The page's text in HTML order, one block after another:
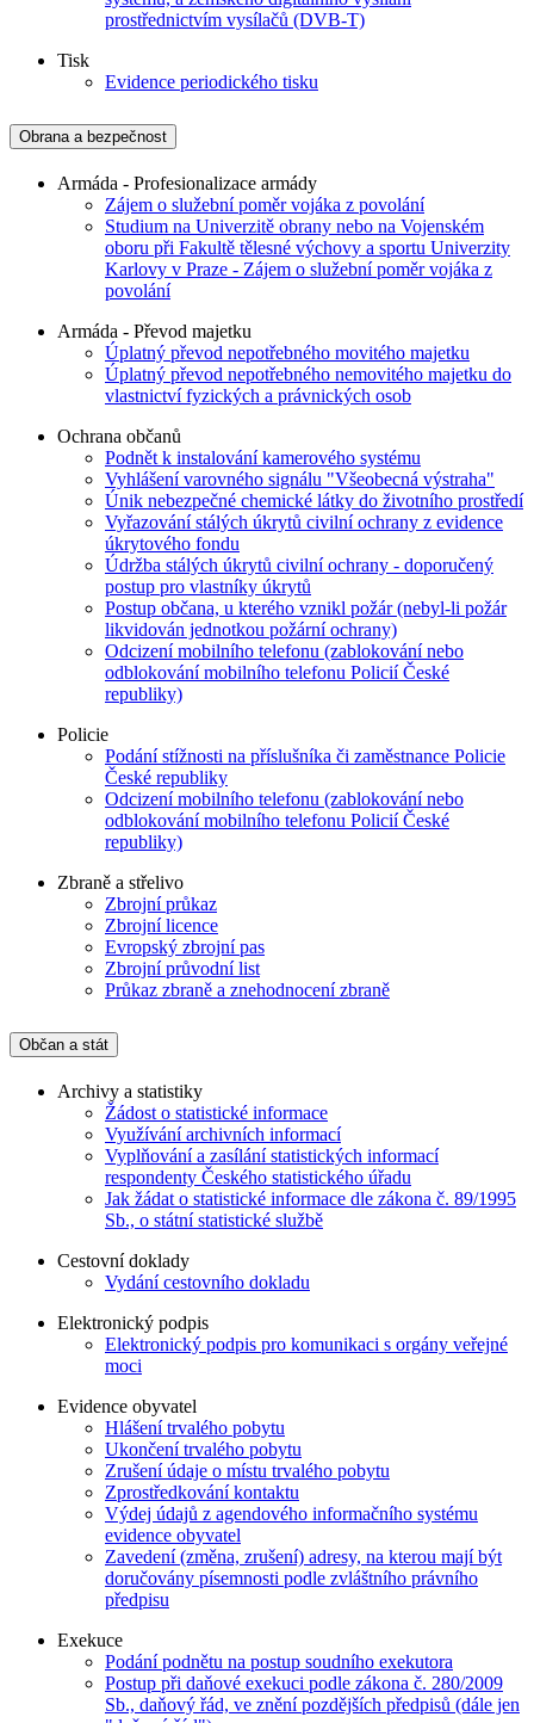
prostřednictvím vysílačů (DVB-T)
Tisk
Evidence periodického tisku
Obrana a bezpečnost
Armáda - Profesionalizace armády
Zájem o služební poměr vojáka z povolání
Studium na Univerzitě obrany nebo na Vojenském
oboru při Fakultě tělesné výchovy a sportu Univerzity
Karlovy v Praze - Zájem o služební poměr vojáka z
povolání
Armáda - Převod majetku
Úplatný převod nepotřebného movitého majetku
Úplatný převod nepotřebného nemovitého majetku do
vlastnictví fyzických a právnických osob
Ochrana občanů
Podnět k instalování kamerového systému
Vyhlášení varovného signálu "Všeobecná výstraha"
Únik nebezpečné chemické látky do životního prostředí
Vyřazování stálých úkrytů civilní ochrany z evidence
úkrytového fondu
Údržba stálých úkrytů civilní ochrany - doporučený
postup pro vlastníky úkrytů
Postup občana, u kterého vznikl požár (nebyl-li požár
likvidován jednotkou požární ochrany)
Odcizení mobilního telefonu (zablokování nebo
odblokování mobilního telefonu Policií České
republiky)
Policie
Podání stížnosti na příslušníka či zaměstnance Policie
České republiky
Odcizení mobilního telefonu (zablokování nebo
odblokování mobilního telefonu Policií České
republiky)
Zbraně a střelivo
Zbrojní průkaz
Zbrojní licence
Evropský zbrojní pas
Zbrojní průvodní list
Průkaz zbraně a znehodnocení zbraně
Občan a stát
Archivy a statistiky
Žádost o statistické informace
Využívání archivních informací
Vyplňování a zasílání statistických informací
respondenty Českého statistického úřadu
Jak žádat o statistické informace dle zákona č. 89/1995
Sb., o státní statistické službě
Cestovní doklady
Vydání cestovního dokladu
Elektronický podpis
Elektronický podpis pro komunikaci s orgány veřejné
moci
Evidence obyvatel
Hlášení trvalého pobytu
Ukončení trvalého pobytu
Zrušení údaje o místu trvalého pobytu
Zprostředkování kontaktu
Výdej údajů z agendového informačního systému
evidence obyvatel
Zavedení (změna, zrušení) adresy, na kterou mají být
doručovány písemnosti podle zvláštního právního
předpisu
Exekuce
Podání podnětu na postup soudního exekutora
Postup při daňové exekuci podle zákona č. 280/2009
Sb., daňový řád, ve znění pozdějších předpisů (dále jen